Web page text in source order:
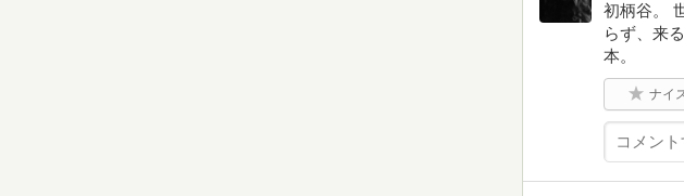
初柄谷。
らず、来
本。
ナイ